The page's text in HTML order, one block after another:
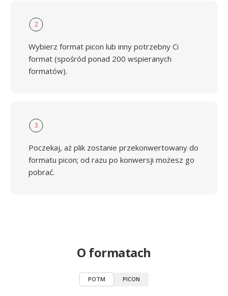
2
Wybierz format picon lub inny potrzebny Ci
format (spośród ponad 200 wspieranych
formatów).
3
Poczekaj, aż plik zostanie przekonwertowany do
formatu picon; od razu po konwersji możesz go
pobrać.
O formatach
POTM PICON